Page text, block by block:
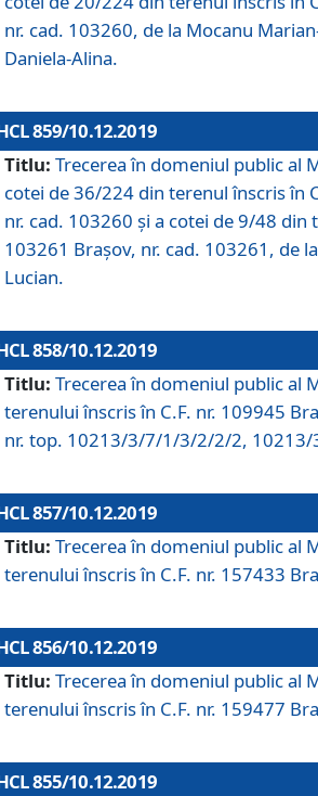
nr. cad. 103260, de la Mocanu
Daniela-Alina.
859/10.12.2019
Titlu: Trecerea în domeniul public al
cotei de 36/224 din terenul înscris în
nr. cad. 103260 și a cotei de 9/48 din
103261 Brașov, nr. cad. 103261, de
Lucian.
858/10.12.2019
Titlu: Trecerea în domeniul public al
terenului înscris în C.F. nr. 109945
nr. top. 10213/3/7/1/3/2/2/2,
857/10.12.2019
Titlu: Trecerea în domeniul public al
terenului înscris în C.F. nr. 157433
856/10.12.2019
Titlu: Trecerea în domeniul public al
terenului înscris în C.F. nr. 159477
855/10.12.2019